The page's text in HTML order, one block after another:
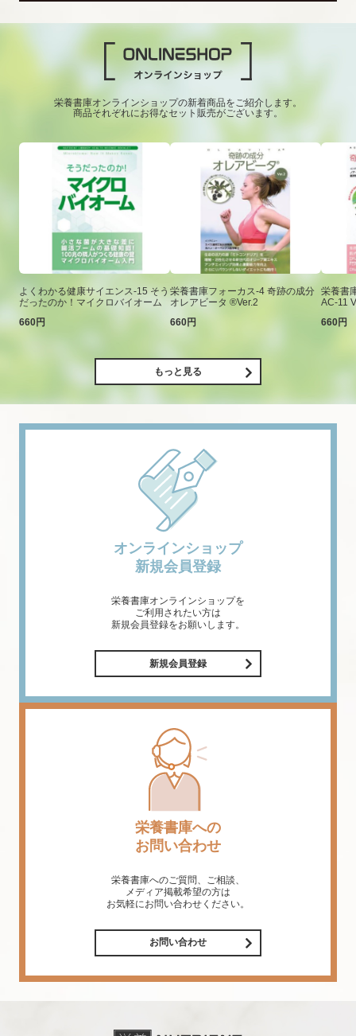
栄養書庫オンラインショップの新着商品をご紹介します。
商品それぞれにお得なセット販売がございます。
よくわかる健康サイエンス-15 そう
だったのか！マイクロバイオーム
660円
栄養書庫フォーカス-4 奇跡の成分
オレアビータ ®Ver.2
660円
栄養書
AC-11
660円
もっと見る
オンラインショップ
新規会員登録
栄養書庫オンラインショップを
ご利用されたい方は
新規会員登録をお願いします。
新規会員登録
栄養書庫への
お問い合わせ
栄養書庫へのご質問、ご相談、
メディア掲載希望の方は
お気軽にお問い合わせください。
お問い合わせ